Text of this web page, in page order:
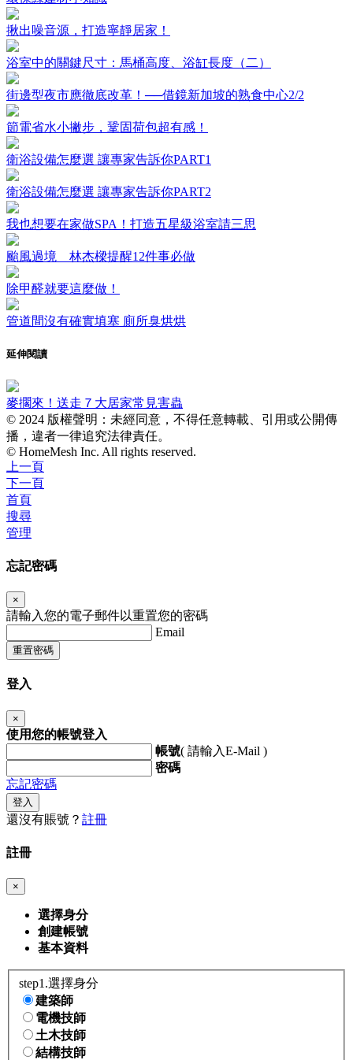
揪出噪音源，打造寧靜居家！
浴室中的關鍵尺寸：馬桶高度、浴缸長度（二）
街邊型夜市應徹底改革！──借鏡新加坡的熟食中心2/2
節電省水小撇步，鞏固荷包超有感！
衛浴設備怎麼選 讓專家告訴你PART1
衛浴設備怎麼選 讓專家告訴你PART2
我也想要在家做SPA！打造五星級浴室請三思
颱風過境 林杰樑提醒12件事必做
除甲醛就要這麼做！
管道間沒有確實填塞 廁所臭烘烘
延伸閱讀
麥擱來！送走７大居家常見害蟲
© 2024 版權聲明：未經同意，不得任意轉載、引用或公開傳
播，違者一律追究法律責任。
© HomeMesh Inc. All rights reserved.
上一頁
下一頁
首頁
搜尋
管理
忘記密碼
×
請輸入您的電子郵件以重置您的密碼
Email
重置密碼
登入
×
使用您的帳號登入
帳號( 請輸入E-Mail )
密碼
忘記密碼
登入
還沒有賬號？ 註冊
註冊
×
選擇身分
創建帳號
基本資料
step1.選擇身分
建築師
電機技師
土木技師
結構技師